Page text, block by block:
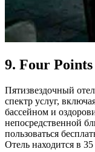
9. Four
Пятизвездочный
спектр услуг,
бассейном и
непосредственной
пользоваться
Отель находится в